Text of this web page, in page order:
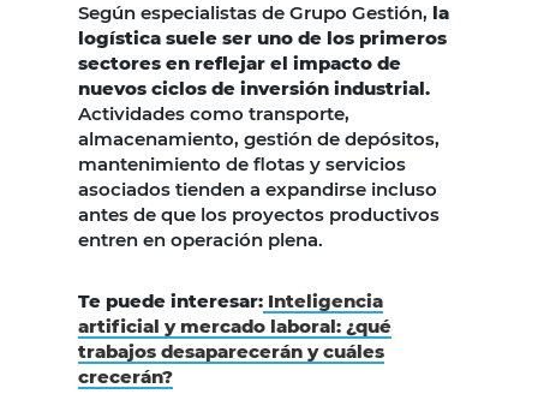
Según especialistas de Grupo Gestión, la
logística suele ser uno de los primeros
sectores en reflejar el impacto de
nuevos ciclos de inversión industrial.
Actividades como transporte,
almacenamiento, gestión de depósitos,
mantenimiento de flotas y servicios
asociados tienden a expandirse incluso
antes de que los proyectos productivos
entren en operación plena.
Te puede interesar: Inteligencia
artificial y mercado laboral: ¿qué
trabajos desaparecerán y cuáles
crecerán?